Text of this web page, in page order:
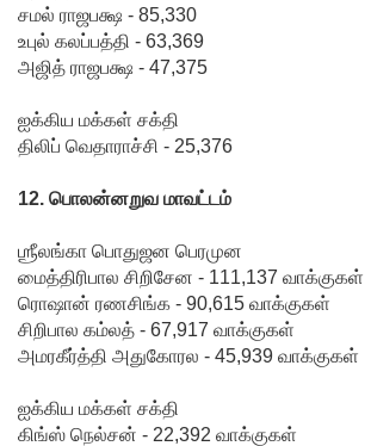
டெங்கு
மரணங்க
எண்ணிக்
அதிகரிப்பு!
குவைத் -
கொழும்பு
வானூர்தி
சமல் ராஜபக்ஷ - 85,330
உபுல் கலப்பத்தி - 63,369
அஜித் ராஜபக்ஷ - 47,375
ஐக்கிய மக்கள் சக்தி
திலிப் வெதாராச்சி - 25,376
12. பொலன்னறுவ மாவட்டம்
ஶ்ரீலங்கா பொதுஜன பெரமுன
மைத்திரிபால சிறிசேன - 111,137 வாக்குகள்
ரொஷான் ரணசிங்க - 90,615 வாக்குகள்
சிறிபால கம்லத் - 67,917 வாக்குகள்
அமரகீர்த்தி அதுகோரல - 45,939 வாக்குகள்
ஐக்கிய மக்கள் சக்தி
கிங்ஸ் நெல்சன் - 22,392 வாக்குகள்